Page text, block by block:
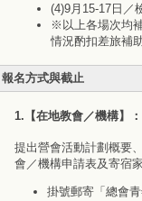
(4)9月15-17日／
※以上各場次均
情況酌扣差旅補
報名方式與截止
1.【在地教會／機構】：
提出營會活動計劃概要
會／機構申請表及寄宿
掛號郵寄「總會